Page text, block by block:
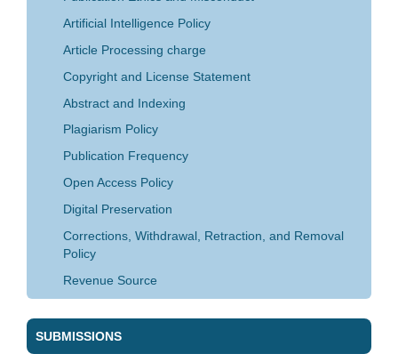
Artificial Intelligence Policy
Article Processing charge
Copyright and License Statement
Abstract and Indexing
Plagiarism Policy
Publication Frequency
Open Access Policy
Digital Preservation
Corrections, Withdrawal, Retraction, and Removal
Policy
Revenue Source
SUBMISSIONS